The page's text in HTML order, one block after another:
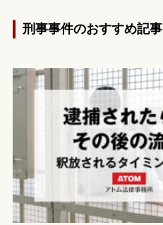
刑事事件のおすすめ記事